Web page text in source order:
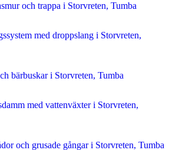
och trappa i Storvreten, Tumba
med droppslang i Storvreten,
bärbuskar i Storvreten, Tumba
med vattenväxter i Storvreten,
och grusade gångar i Storvreten, Tumba